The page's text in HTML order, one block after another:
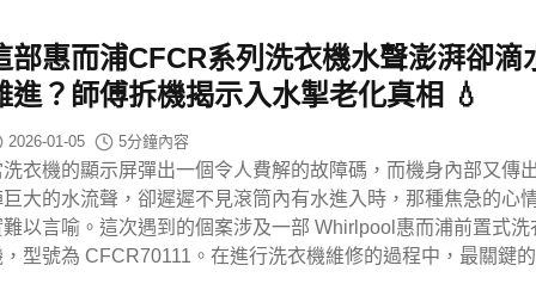
部惠而浦CFCR系列洗衣機水聲澎湃卻滴
進？師傅拆機揭示入水掣老化真相 💧
2026-01-05 5分鐘內容
洗衣機的顯示屏彈出一個令人費解的故障碼，而機身內部又傳
巨大的水流聲，卻遲遲不見滾筒內有水進入時，那種焦急的心
難以言喻。這次遇到的個案涉及一部 Whirlpool惠而浦前置式洗
，型號為 CFCR70111。在進行洗衣機維修的過程中，最關鍵